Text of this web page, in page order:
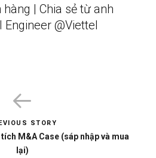
| Chia sẻ từ anh
@Viettel
STORY
M&A Case (sáp nhập và mua
lại)